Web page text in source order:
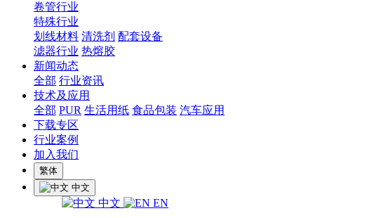
卷管行业
特殊行业
划线材料 清洗剂 配套设备
滤器行业 热熔胶
新闻动态
全部 行业资讯
技术及应用
全部 PUR 生活用纸 食品包装 汽车应用
下载专区
行业案例
加入我们
繁体
中文
中文 EN